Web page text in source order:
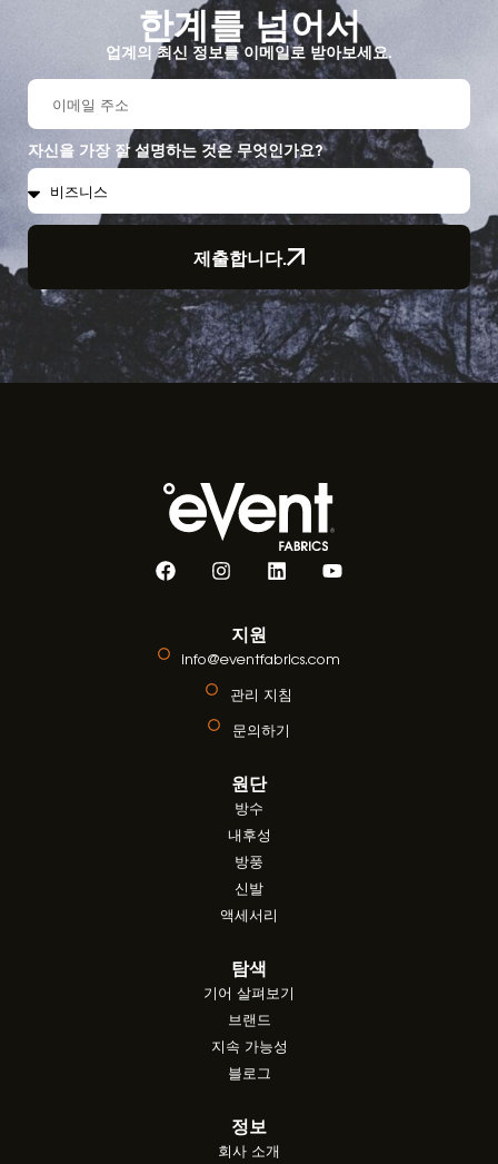
한계를 넘어서
업계의 최신 정보를 이메일로 받아보세요.
자신을 가장 잘 설명하는 것은 무엇인가요?
제출합니다.
지원
info@eventfabrics.com
관리 지침
문의하기
원단
방수
내후성
방풍
신발
액세서리
탐색
기어 살펴보기
브랜드
지속 가능성
블로그
정보
회사 소개